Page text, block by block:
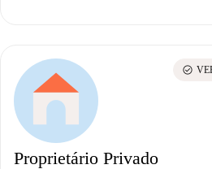
Proprietário Privado
check_circle